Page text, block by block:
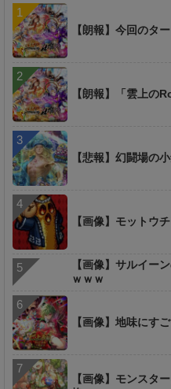
【朗報】今回のタ
【朗報】「雲上の
【悲報】幻闘場の
【画像】モットウ
【画像】サルイー
ｗｗｗ
【画像】地味にす
【画像】モンスタ